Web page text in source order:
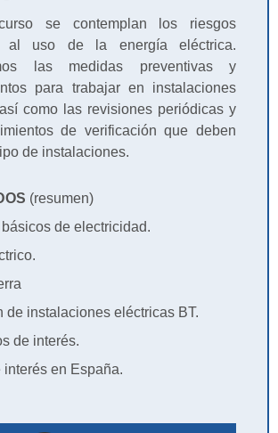
se contemplan los riesgos
al uso de la energía eléctrica.
las medidas preventivas y
para trabajar en instalaciones
como las revisiones periódicas y
de verificación que deben
de instalaciones.
(resumen)
de electricidad.
de instalaciones eléctricas BT.
de interés.
interés en España.